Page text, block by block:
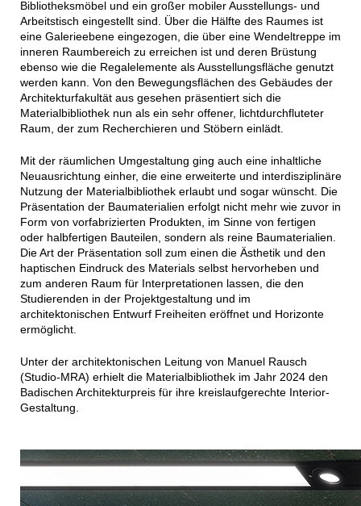
Bibliotheksmöbel und ein großer mobiler Ausstellungs- und
Arbeitstisch eingestellt sind. Über die Hälfte des Raumes ist
eine Galerieebene eingezogen, die über eine Wendeltreppe im
inneren Raumbereich zu erreichen ist und deren Brüstung
ebenso wie die Regalelemente als Ausstellungsfläche genutzt
werden kann. Von den Bewegungsflächen des Gebäudes der
Architekturfakultät aus gesehen präsentiert sich die
Materialbibliothek nun als ein sehr offener, lichtdurchfluteter
Raum, der zum Recherchieren und Stöbern einlädt.
Mit der räumlichen Umgestaltung ging auch eine inhaltliche
Neuausrichtung einher, die eine erweiterte und interdisziplinäre
Nutzung der Materialbibliothek erlaubt und sogar wünscht. Die
Präsentation der Baumaterialien erfolgt nicht mehr wie zuvor in
Form von vorfabrizierten Produkten, im Sinne von fertigen
oder halbfertigen Bauteilen, sondern als reine Baumaterialien.
Die Art der Präsentation soll zum einen die Ästhetik und den
haptischen Eindruck des Materials selbst hervorheben und
zum anderen Raum für Interpretationen lassen, die den
Studierenden in der Projektgestaltung und im
architektonischen Entwurf Freiheiten eröffnet und Horizonte
ermöglicht.
Unter der architektonischen Leitung von Manuel Rausch
(Studio-MRA) erhielt die Materialbibliothek im Jahr 2024 den
Badischen Architekturpreis für ihre kreislaufgerechte Interior-
Gestaltung.